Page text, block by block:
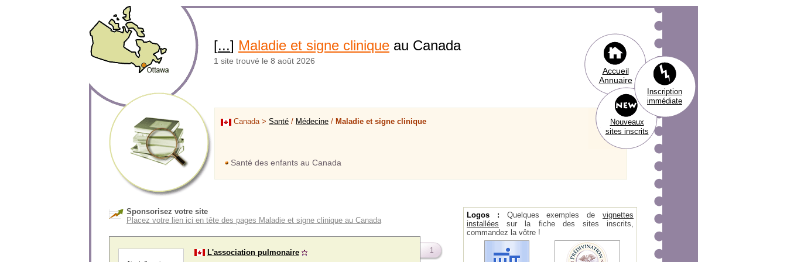
[...] Maladie et signe clinique au Canada
1 site trouvé le 8 août 2026
Accueil
Annuaire
Inscription
immédiate
Canada > Santé / Médecine / Maladie et signe clinique
Nouveaux
sites inscrits
Santé des enfants au Canada
Sponsorisez votre site
Placez votre lien ici en tête des pages Maladie et signe clinique au Canada
L'association pulmonaire
1
Logos : Quelques exemples devignettes
installées sur la fiche des sites inscrits,
commandez la vôtre !